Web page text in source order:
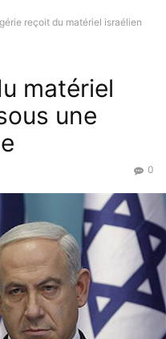
reçoit du matériel israélien
matériel
une
0